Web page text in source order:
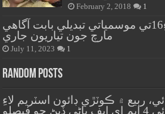
February 2, 2018 1
ڪراچي ۾ جولاءِ16تي موسمياتي تبديلي بابت آگاهي
مارچ جون تياريون جاري
July 11, 2023 1
Random Posts
ربيع ۾ ڪوٽڙي ڊائون اسٽريم لاءِ
جو فيصلو